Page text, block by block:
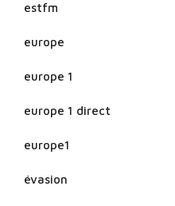
estfm
europe
europe 1
europe 1 direct
europe1
évasion